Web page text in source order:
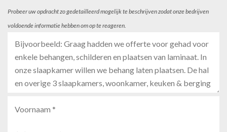
Probeer uw opdracht zo gedetailleerd mogelijk te beschrijven zodat onze bedrijven
voldoende informatie hebben om op te reageren.